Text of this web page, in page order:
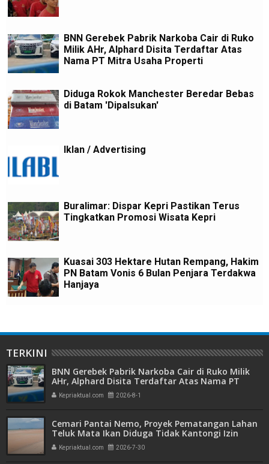
BNN Gerebek Pabrik Narkoba Cair di Ruko
Milik AHr, Alphard Disita Terdaftar Atas
Nama PT Mitra Usaha Properti
Diduga Rokok Manchester Beredar Bebas
di Batam 'Dipalsukan'
Iklan / Advertising
Buralimar: Dispar Kepri Pastikan Terus
Tingkatkan Promosi Wisata Kepri
Kuasai 303 Hektare Hutan Rempang, Hakim
PN Batam Vonis 6 Bulan Penjara Terdakwa
Hanjaya
TERKINI
BNN Gerebek Pabrik Narkoba Cair di Ruko Milik
AHr, Alphard Disita Terdaftar Atas Nama PT
Mitra Usaha Properti
Kepriaktual.com 2026-8-1
Cemari Pantai Nemo, Proyek Pematangan Lahan
Teluk Mata Ikan Diduga Tidak Kantongi Izin
Amdal
Kepriaktual.com 2026-7-30